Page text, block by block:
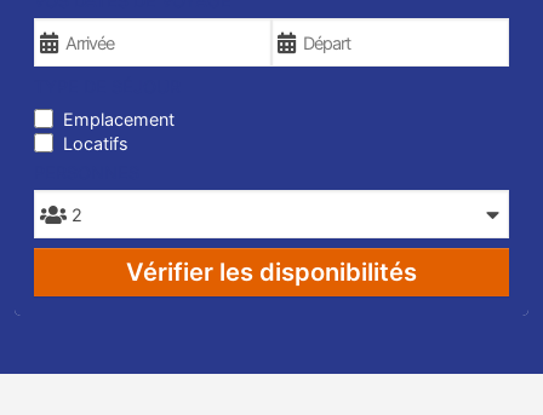
Emplacement
Locatifs
Vérifier les disponibilités